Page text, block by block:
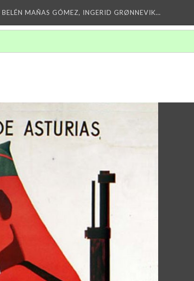
MAÑAS GÓMEZ, INGERID GRØNNEVIK…